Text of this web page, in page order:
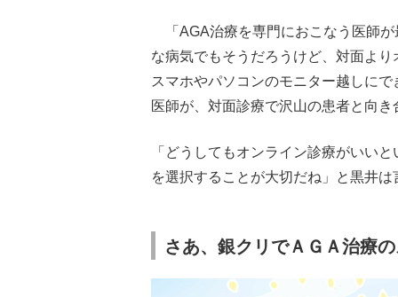
「AGA治療を専門におこなう医師が
な病気でもそうだろうけど、対面よ
スマホやパソコンのモニター越しに
医師が、対面診療で沢山の患者と向
「どうしてもオンライン診療がいい
を選択することが大切だね」と黒井は
さあ、銀クリでＡＧＡ治療